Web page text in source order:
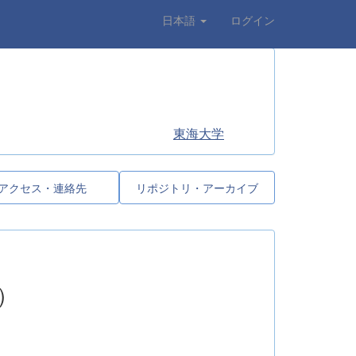
日本語 ログイン
東海大学
クセス・連絡先 リポジトリ・アーカイブ